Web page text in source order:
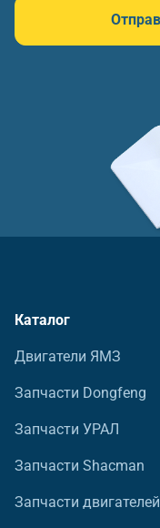
Каталог
Двигатели ЯМЗ
Запчасти Dongfeng
Запчасти УРАЛ
Запчасти Shacman
Запчасти